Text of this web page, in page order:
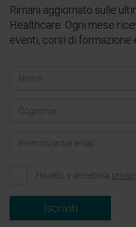
Rimani aggiornato sulle
Healthcare. Ogni mese
eventi, corsi di formazione
Ho letto e accetto la
Iscriviti